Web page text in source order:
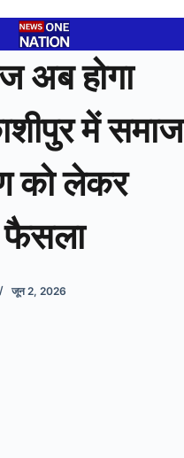
अब होगा
में समाज
को लेकर
फैसला
जून 2, 2026